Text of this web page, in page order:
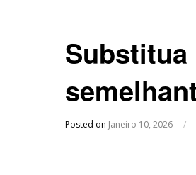
Posted on Janeiro 10, 2026 /